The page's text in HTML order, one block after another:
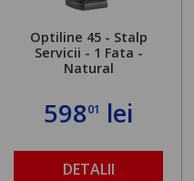
Optiline 45 - Stalp
Servicii - 1 Fata -
Natural
59801 lei
DETALII